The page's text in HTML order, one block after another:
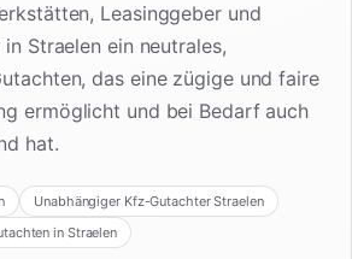
Leasinggeber und
Straelen ein neutrales,
das eine zügige und faire
ermöglicht und bei Bedarf auch
hat.
Unabhängiger Kfz-Gutachter Straelen
in Straelen